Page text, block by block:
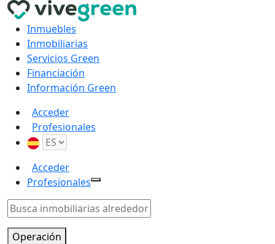
Inmuebles
Inmobiliarias
Servicios Green
Financiación
Información Green
Acceder
Profesionales
Acceder
Profesionales
Operación